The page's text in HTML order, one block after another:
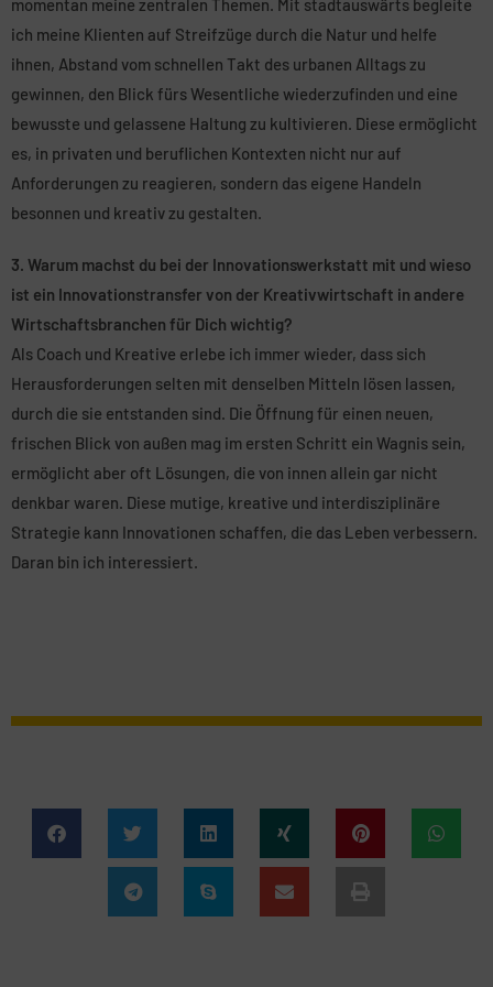
momentan meine zentralen Themen. Mit stadtauswärts begleite
ich meine Klienten auf Streifzüge durch die Natur und helfe
ihnen, Abstand vom schnellen Takt des urbanen Alltags zu
gewinnen, den Blick fürs Wesentliche wiederzufinden und eine
bewusste und gelassene Haltung zu kultivieren. Diese ermöglicht
es, in privaten und beruflichen Kontexten nicht nur auf
Anforderungen zu reagieren, sondern das eigene Handeln
besonnen und kreativ zu gestalten.
3. Warum machst du bei der Innovationswerkstatt mit und wieso
ist ein Innovationstransfer von der Kreativwirtschaft in andere
Wirtschaftsbranchen für Dich wichtig?
Als Coach und Kreative erlebe ich immer wieder, dass sich
Herausforderungen selten mit denselben Mitteln lösen lassen,
durch die sie entstanden sind. Die Öffnung für einen neuen,
frischen Blick von außen mag im ersten Schritt ein Wagnis sein,
ermöglicht aber oft Lösungen, die von innen allein gar nicht
denkbar waren. Diese mutige, kreative und interdisziplinäre
Strategie kann Innovationen schaffen, die das Leben verbessern.
Daran bin ich interessiert.